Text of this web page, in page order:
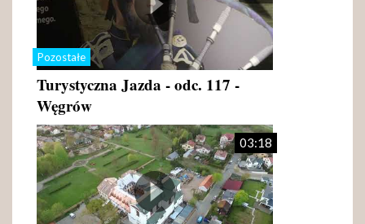
Pozostałe
Turystyczna Jazda - odc. 117 -
Węgrów
03:18